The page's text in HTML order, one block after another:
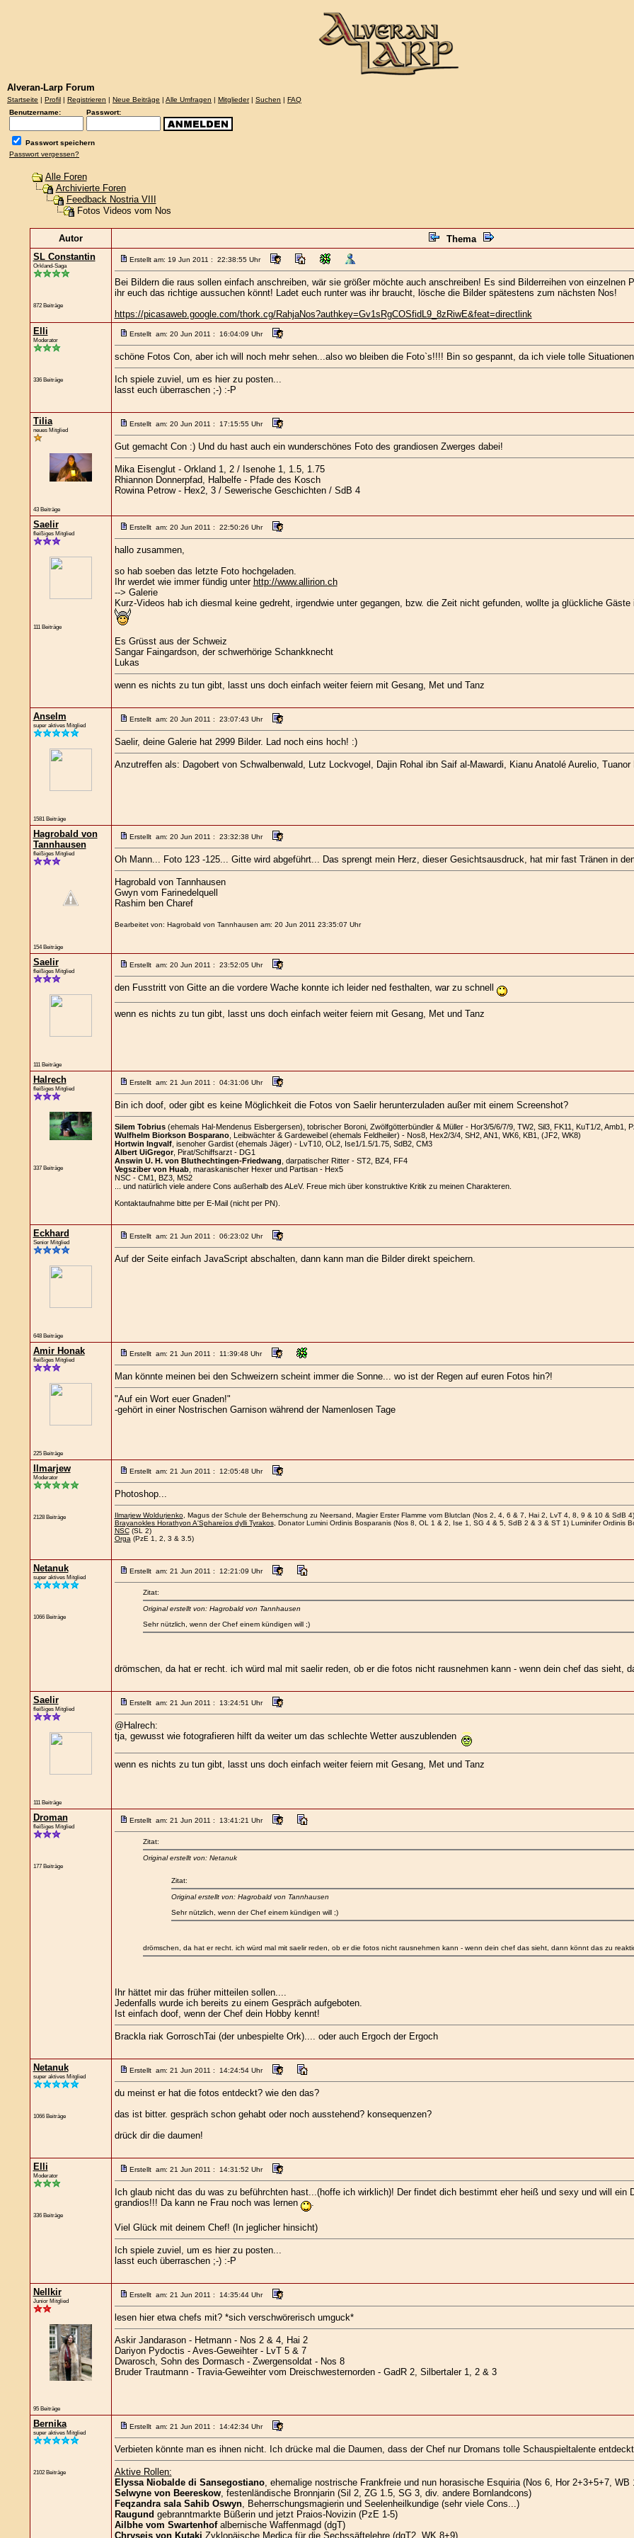
Alveran-Larp Forum
Startseite | Profil | Registrieren | Neue Beiträge | Alle Umfragen | Mitglieder| Suchen | FAQ
Benutzername:
Passwort:
Passwort speichern
Passwort vergessen?
Alle Foren
Archivierte Foren
Feedback Nostria VIII
Fotos Videos vom Nos
Autor Thema
SL Constantin
Orkland-Saga
872 Beiträge
Erstellt am: 19 Jun 2011 : 22:38:55 Uhr
Bei Bildern die raus sollen einfach anschreiben, wär sie größer möchte auch anschreiben! Es sind Bilderreihen von
ihr euch das richtige aussuchen könnt! Ladet euch runter was ihr braucht, lösche die Bilder spätestens zum nächsten Nos!
https://picasaweb.google.com/thork.cg/RahjaNos?authkey=Gv1sRgCOSfidL9_8zRiwE&feat=directlink
Elli
Moderator
336 Beiträge
Erstellt am: 20 Jun 2011 : 16:04:09 Uhr
schöne Fotos Con, aber ich will noch mehr sehen...also wo bleiben die Foto`s!!!! Bin so gespannt, da ich viele tolle
Ich spiele zuviel, um es hier zu posten...
lasst euch überraschen ;-) :-P
Tilia
neues Mitglied
43 Beiträge
Erstellt am: 20 Jun 2011 : 17:15:55 Uhr
Gut gemacht Con :) Und du hast auch ein wunderschönes Foto des grandiosen Zwerges dabei!
Mika Eisenglut - Orkland 1, 2 / Isenohe 1, 1.5, 1.75
Rhiannon Donnerpfad, Halbelfe - Pfade des Kosch
Rowina Petrow - Hex2, 3 / Sewerische Geschichten / SdB 4
Saelir
fleißiges Mitglied
111 Beiträge
Erstellt am: 20 Jun 2011 : 22:50:26 Uhr
hallo zusammen,
so hab soeben das letzte Foto hochgeladen.
Ihr werdet wie immer fündig unter http://www.allirion.ch
--> Galerie
Kurz-Videos hab ich diesmal keine gedreht, irgendwie unter gegangen, bzw. die Zeit nicht gefunden, wollte ja glückliche Gäste
Es Grüsst aus der Schweiz
Sangar Faingardson, der schwerhörige Schankknecht
Lukas
wenn es nichts zu tun gibt, lasst uns doch einfach weiter feiern mit Gesang, Met und Tanz
Anselm
super aktives Mitglied
1581 Beiträge
Erstellt am: 20 Jun 2011 : 23:07:43 Uhr
Saelir, deine Galerie hat 2999 Bilder. Lad noch eins hoch! :)
Anzutreffen als: Dagobert von Schwalbenwald, Lutz Lockvogel, Dajin Rohal ibn Saif al-Mawardi, Kianu Anatolé Aurelio,
Hagrobald von
Tannhausen
fleißiges Mitglied
154 Beiträge
Erstellt am: 20 Jun 2011 : 23:32:38 Uhr
Oh Mann... Foto 123 -125... Gitte wird abgeführt... Das sprengt mein Herz, dieser Gesichtsausdruck, hat mir fast Tränen in
Hagrobald von Tannhausen
Gwyn vom Farinedelquell
Rashim ben Charef
Bearbeitet von: Hagrobald von Tannhausen am: 20 Jun 2011 23:35:07 Uhr
Saelir
fleißiges Mitglied
111 Beiträge
Erstellt am: 20 Jun 2011 : 23:52:05 Uhr
den Fusstritt von Gitte an die vordere Wache konnte ich leider ned festhalten, war zu schnell
wenn es nichts zu tun gibt, lasst uns doch einfach weiter feiern mit Gesang, Met und Tanz
Halrech
fleißiges Mitglied
337 Beiträge
Erstellt am: 21 Jun 2011 : 04:31:06 Uhr
Bin ich doof, oder gibt es keine Möglichkeit die Fotos von Saelir herunterzuladen außer mit einem Screenshot?
Silem Tobrius(ehemals Hal-Mendenus Eisbergersen), tobrischer Boroni, Zwölfgötterbündler & Müller - Hor3/5/6/7/9, TW2, Sil3, FK11, KuT1/2, Amb1,
Wulfhelm Biorkson Bosparano, Leibwächter & Gardeweibel (ehemals Feldheiler) - Nos8, Hex2/3/4, SH2, AN1, WK6, KB1, (JF2, WK8)
Hortwin Ingvalf, isenoher Gardist (ehemals Jäger) - LvT10, OL2, Ise1/1.5/1.75, SdB2, CM3
Albert UiGregor, Pirat/Schiffsarzt - DG1
Answin U. H. von Bluthechtingen-Friedwang , darpatischer Ritter - ST2, BZ4, FF4
Vegsziber von Huab, maraskanischer Hexer und Partisan - Hex5
NSC - CM1, BZ3, MS2
... und natürlich viele andere Cons außerhalb des ALeV. Freue mich über konstruktive Kritik zu meinen Charakteren.
Kontaktaufnahme bitte per E-Mail (nicht per PN).
Eckhard
Senior Mitglied
648 Beiträge
Erstellt am: 21 Jun 2011 : 06:23:02 Uhr
Auf der Seite einfach JavaScript abschalten, dann kann man die Bilder direkt speichern.
Amir Honak
fleißiges Mitglied
225 Beiträge
Erstellt am: 21 Jun 2011 : 11:39:48 Uhr
Man könnte meinen bei den Schweizern scheint immer die Sonne... wo ist der Regen auf euren Fotos hin?!
"Auf ein Wort euer Gnaden!"
-gehört in einer Nostrischen Garnison während der Namenlosen Tage
Ilmarjew
Moderator
2128 Beiträge
Erstellt am: 21 Jun 2011 : 12:05:48 Uhr
Photoshop...
Ilmarjew Woldurjenko, Magus der Schule der Beherrschung zu Neersand, Magier Erster Flamme vom Blutclan (Nos 2, 4, 6 & 7, Hai 2, LvT 4, 8, 9 & 10 & SdB 4)
Brayanokles Horathyon A'Sphareïos dylli Tyrakos, Donator Lumini Ordinis Bosparanis (Nos 8, OL 1 & 2, Ise 1, SG 4 & 5, SdB 2 & 3 & ST 1) Luminifer Ordinis
NSC(SL 2)
Orga (PzE 1, 2, 3 & 3.5)
Netanuk
super aktives Mitglied
1066 Beiträge
Erstellt am: 21 Jun 2011 : 12:21:09 Uhr
Zitat:
Original erstellt von: Hagrobald von Tannhausen
Sehr nützlich, wenn der Chef einem kündigen will ;)
drömschen, da hat er recht. ich würd mal mit saelir reden, ob er die fotos nicht rausnehmen kann - wenn dein chef das sieht,
Saelir
fleißiges Mitglied
111 Beiträge
Erstellt am: 21 Jun 2011 : 13:24:51 Uhr
@Halrech:
tja, gewusst wie fotografieren hilft da weiter um das schlechte Wetter auszublenden
wenn es nichts zu tun gibt, lasst uns doch einfach weiter feiern mit Gesang, Met und Tanz
Droman
fleißiges Mitglied
177 Beiträge
Erstellt am: 21 Jun 2011 : 13:41:21 Uhr
Zitat:
Original erstellt von: Netanuk
Zitat:
Original erstellt von: Hagrobald von Tannhausen
Sehr nützlich, wenn der Chef einem kündigen will ;)
drömschen, da hat er recht. ich würd mal mit saelir reden, ob er die fotos nicht rausnehmen kann - wenn dein chef das sieht, dann könnt das zu
Ihr hättet mir das früher mitteilen sollen....
Jedenfalls wurde ich bereits zu einem Gespräch aufgeboten.
Ist einfach doof, wenn der Chef dein Hobby kennt!
Brackla riak GorroschTai (der unbespielte Ork).... oder auch Ergoch der Ergoch
Netanuk
super aktives Mitglied
1066 Beiträge
Erstellt am: 21 Jun 2011 : 14:24:54 Uhr
du meinst er hat die fotos entdeckt? wie den das?
das ist bitter. gespräch schon gehabt oder noch ausstehend? konsequenzen?
drück dir die daumen!
Elli
Moderator
336 Beiträge
Erstellt am: 21 Jun 2011 : 14:31:52 Uhr
Ich glaub nicht das du was zu beführchten hast...(hoffe ich wirklich)! Der findet dich bestimmt eher heiß und sexy und will
grandios!!! Da kann ne Frau noch was lernen
.
Viel Glück mit deinem Chef! (In jeglicher hinsicht)
Ich spiele zuviel, um es hier zu posten...
lasst euch überraschen ;-) :-P
Nellkir
Junior Mitglied
95 Beiträge
Erstellt am: 21 Jun 2011 : 14:35:44 Uhr
lesen hier etwa chefs mit? *sich verschwörerisch umguck*
Askir Jandarason - Hetmann - Nos 2 & 4, Hai 2
Dariyon Pydoctis - Aves-Geweihter - LvT 5 & 7
Dwarosch, Sohn des Dormasch - Zwergensoldat - Nos 8
Bruder Trautmann - Travia-Geweihter vom Dreischwesternorden - GadR 2, Silbertaler 1, 2 & 3
Bernika
super aktives Mitglied
2102 Beiträge
Erstellt am: 21 Jun 2011 : 14:42:34 Uhr
Verbieten könnte man es ihnen nicht. Ich drücke mal die Daumen, dass der Chef nur Dromans tolle Schauspieltalente
Aktive Rollen:
Elyssa Niobalde di Sansegostiano, ehemalige nostrische Frankfreie und nun horasische Esquiria (Nos 6, Hor 2+3+5+7, WB
Selwyne von Beereskow, festenländische Bronnjarin (Sil 2, ZG 1.5, SG 3, div. andere Bornlandcons)
Feqzandra sala Sahib Oswyn, Beherrschungsmagierin und Seelenheilkundige (sehr viele Cons...)
Raugund gebranntmarkte Büßerin und jetzt Praios-Novizin (PzE 1-5)
Ailbhe vom Swartenhofalbernische Waffenmagd (dgT)
Chryseis von Kutaki Zyklopäische Medica für die Sechssäftelehre (dgT2, WK 8+9)